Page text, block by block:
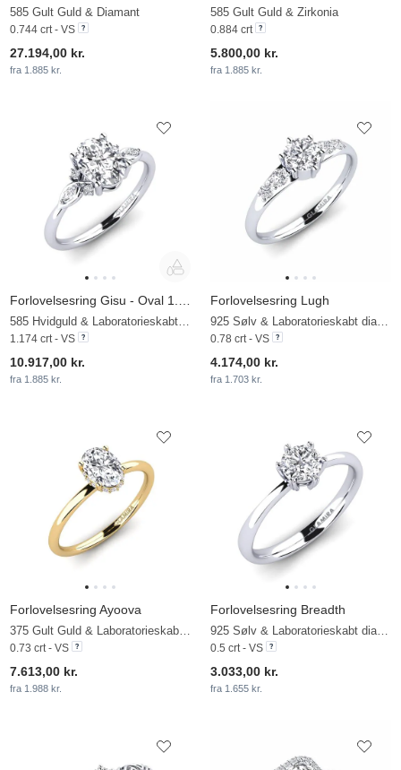
585 Gult Guld & Diamant
0.744 crt - VS
27.194,00 kr.
fra 1.885 kr.
585 Gult Guld & Zirkonia
0.884 crt
5.800,00 kr.
fra 1.885 kr.
585 Hvidguld & Laboratorieskabt diamant
1.174 crt - VS
10.917,00 kr.
fra 1.885 kr.
Forlovelsesring Lugh
925 Sølv & Laboratorieskabt diamant
0.78 crt - VS
4.174,00 kr.
fra 1.703 kr.
Forlovelsesring Ayoova
375 Gult Guld & Laboratorieskabt diamant
0.73 crt - VS
7.613,00 kr.
fra 1.988 kr.
Forlovelsesring Breadth
925 Sølv & Laboratorieskabt diamant
0.5 crt - VS
3.033,00 kr.
fra 1.655 kr.